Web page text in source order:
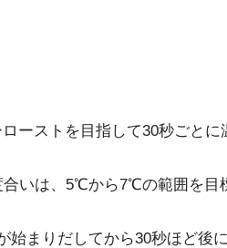
ーストを目指して30秒ごとに
いは、5℃から7℃の範囲を目
始まりだしてから30秒ほど後